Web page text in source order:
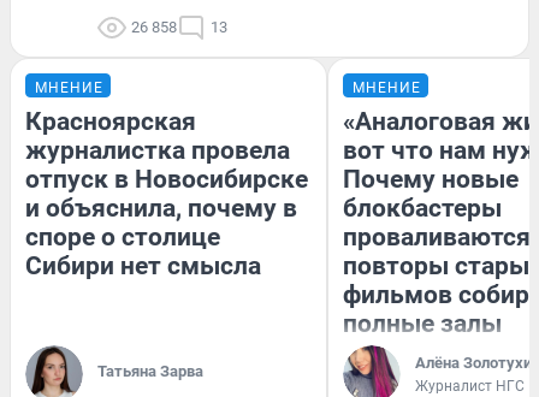
26 858 13
МНЕНИЕ
Красноярская
журналистка провела
отпуск в Новосибирске
и объяснила, почему в
споре о столице
Сибири нет смысла
Татьяна Зарва
МНЕНИЕ
«Аналоговая
вот что нам
Почему новые
блокбастеры
повторы
фильмов
полные залы
Алёна
Журналист НГС